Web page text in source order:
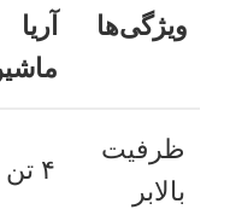
ویژگی‌ها
آریا
ظرفیت
بالابر
۴ تن